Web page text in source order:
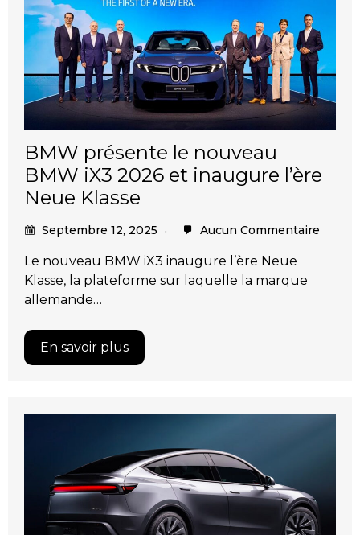
BMW présente le nouveau
BMW iX3 2026 et inaugure l’ère
Neue Klasse
Septembre 12, 2025 Aucun Commentaire
Le nouveau BMW iX3 inaugure l’ère Neue
Klasse, la plateforme sur laquelle la marque
allemande…
En savoir plus